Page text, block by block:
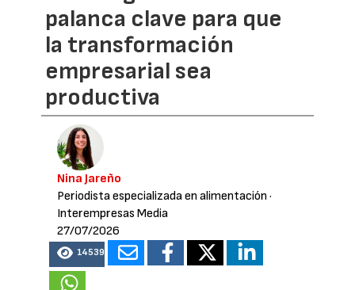
palanca clave para que
la transformación
empresarial sea
productiva
Nina Jareño
Periodista especializada en alimentación ·
Interempresas Media
27/07/2026
14539